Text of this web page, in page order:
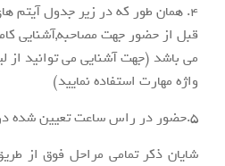
4. همان طور که در زیر جدول آیتم
قبل از حضور جهت مصاحبه,آشنایی
می باشد (جهت آشنایی می توانید از
واژه مهارت استفاده نمایید)
5.حضور در راس ساعت تعیین شده در محل دفتر مرکزی
شایان ذکر تمامی مراحل فوق از